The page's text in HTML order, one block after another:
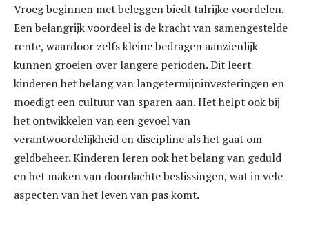
Vroeg beginnen met beleggen biedt talrijke voordelen.
Een belangrijk voordeel is de kracht van samengestelde
rente, waardoor zelfs kleine bedragen aanzienlijk
kunnen groeien over langere perioden. Dit leert
kinderen het belang van langetermijninvesteringen en
moedigt een cultuur van sparen aan. Het helpt ook bij
het ontwikkelen van een gevoel van
verantwoordelijkheid en discipline als het gaat om
geldbeheer. Kinderen leren ook het belang van geduld
en het maken van doordachte beslissingen, wat in vele
aspecten van het leven van pas komt.